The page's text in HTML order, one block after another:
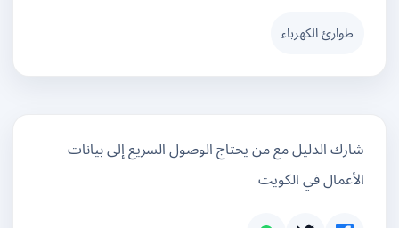
طوارئ الكهرباء
شارك الدليل مع من يحتاج الوصول السريع إلى بيانات
الأعمال في الكويت